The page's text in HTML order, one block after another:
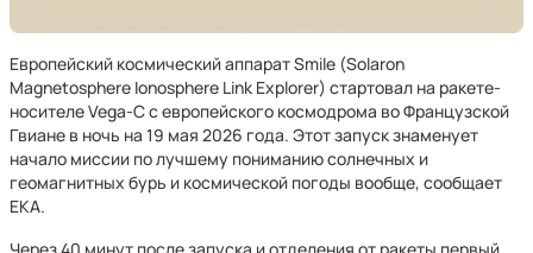
Европейский космический аппарат Smile (Solaron
Magnetosphere Ionosphere Link Explorer) стартовал на ракете-
носителе Vega-C с европейского космодрома во Французской
Гвиане в ночь на 19 мая 2026 года. Этот запуск знаменует
начало миссии по лучшему пониманию солнечных и
геомагнитных бурь и космической погоды вообще, сообщает
ЕКА.